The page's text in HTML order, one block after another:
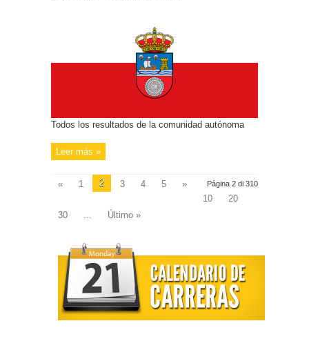
Todos los resultados de la comunidad autónoma
Leer más »
Página 2 di 310
« 1 2 3 4 5
»
10
20
30
... Último »